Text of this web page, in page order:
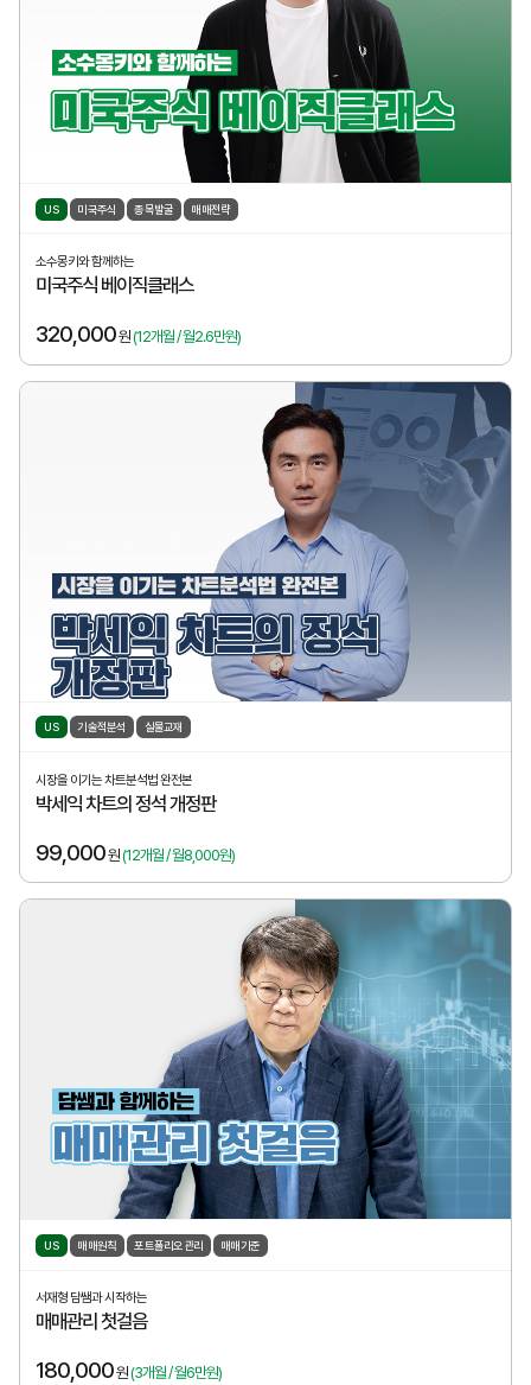
US 미국주식 종목발굴 매매전략
소수몽키와 함께하는
미국주식 베이직클래스
320,000원(12개월 / 월2.6만원)
US 기술적분석 실물교재
시장을 이기는 차트분석법 완전본
박세익 차트의 정석 개정판
99,000원(12개월 / 월8,000원)
US 매매원칙 포트폴리오관리 매매기준
서재형 담쌤과 시작하는
매매관리 첫걸음
180,000원(3개월 / 월6만원)